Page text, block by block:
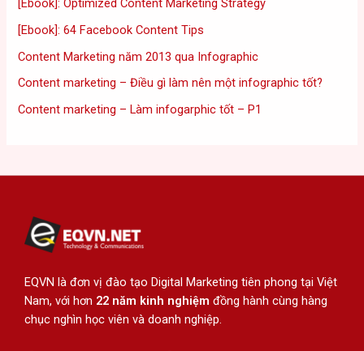
[Ebook]: Optimized Content Marketing Strategy
[Ebook]: 64 Facebook Content Tips
Content Marketing năm 2013 qua Infographic
Content marketing – Điều gì làm nên một infographic tốt?
Content marketing – Làm infogarphic tốt – P1
EQVN là đơn vị đào tạo Digital Marketing tiên phong tại Việt
Nam, với hơn 22 năm kinh nghiệm đồng hành cùng hàng
chục nghìn học viên và doanh nghiệp.